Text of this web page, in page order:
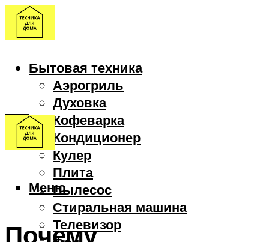
Бытовая техника
Аэрогриль
Духовка
Кофеварка
Кондиционер
Кулер
Плита
Пылесос
Стиральная машина
Телевизор
Меню
Почему